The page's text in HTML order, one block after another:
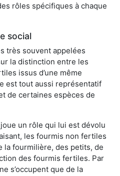
rôles spécifiques à chaque
social
très souvent appelées
la distinction entre les
issus d’une même
est tout aussi représentatif
de certaines espèces de
un rôle qui lui est dévolu
les fourmis non fertiles
la fourmilière, des petits, de
des fourmis fertiles. Par
s’occupent que de la